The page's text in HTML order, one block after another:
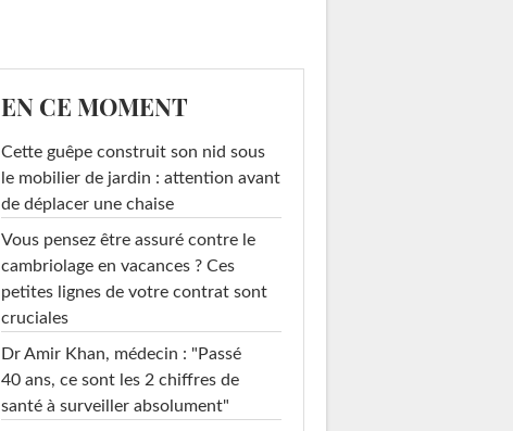
EN CE MOMENT
Cette guêpe construit son nid sous
le mobilier de jardin : attention avant
de déplacer une chaise
Vous pensez être assuré contre le
cambriolage en vacances ? Ces
petites lignes de votre contrat sont
cruciales
Dr Amir Khan, médecin : "Passé
40 ans, ce sont les 2 chiffres de
santé à surveiller absolument"